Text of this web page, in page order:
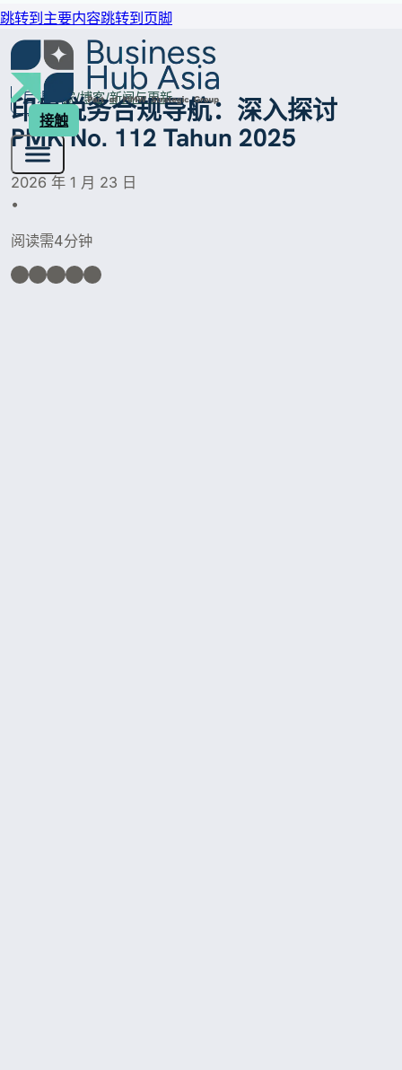
跳转到主要内容跳转到页脚
接触
后退 家 博客 新闻与更新
印尼税务合规导航：深入探讨
PMK No. 112 Tahun 2025
2026 年 1 月 23 日
•
阅读需4分钟